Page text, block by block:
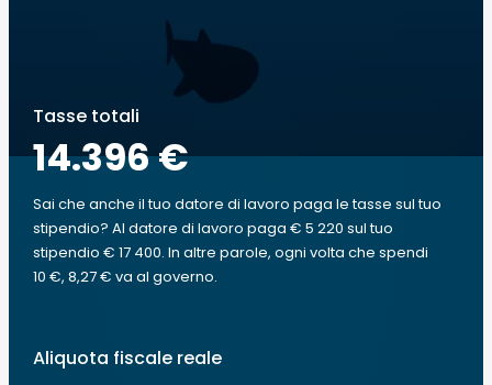
Tasse totali
14.396 €
Sai che anche il tuo datore di lavoro paga le tasse sul tuo
stipendio? Al datore di lavoro paga € 5 220 sul tuo
stipendio € 17 400. In altre parole, ogni volta che spendi
10 €, 8,27 € va al governo.
Aliquota fiscale reale